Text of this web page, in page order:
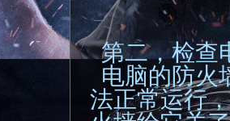
第二，检查
电脑的防火
法正常运行